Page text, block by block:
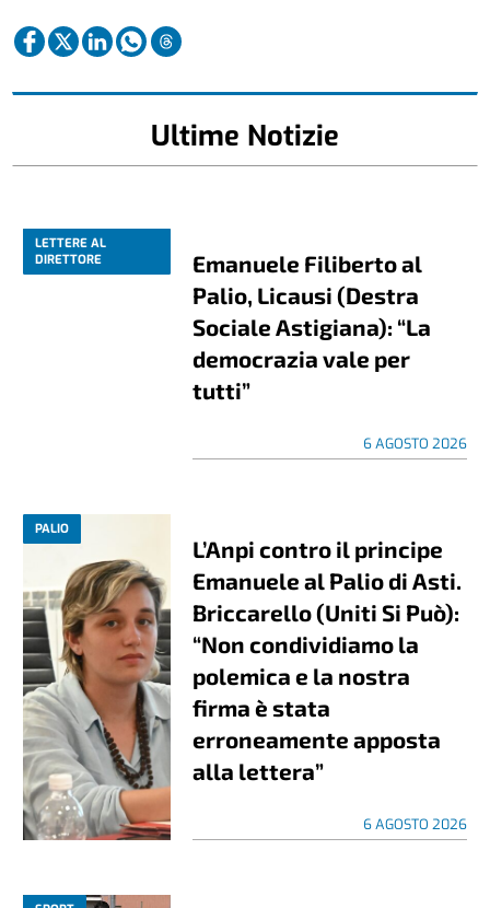
Ultime Notizie
LETTERE AL
DIRETTORE
Emanuele Filiberto al
Palio, Licausi (Destra
Sociale Astigiana): “La
democrazia vale per
tutti”
6 AGOSTO 2026
PALIO
L’Anpi contro il principe
Emanuele al Palio di Asti.
Briccarello (Uniti Si Può):
“Non condividiamo la
polemica e la nostra
firma è stata
erroneamente apposta
alla lettera”
6 AGOSTO 2026